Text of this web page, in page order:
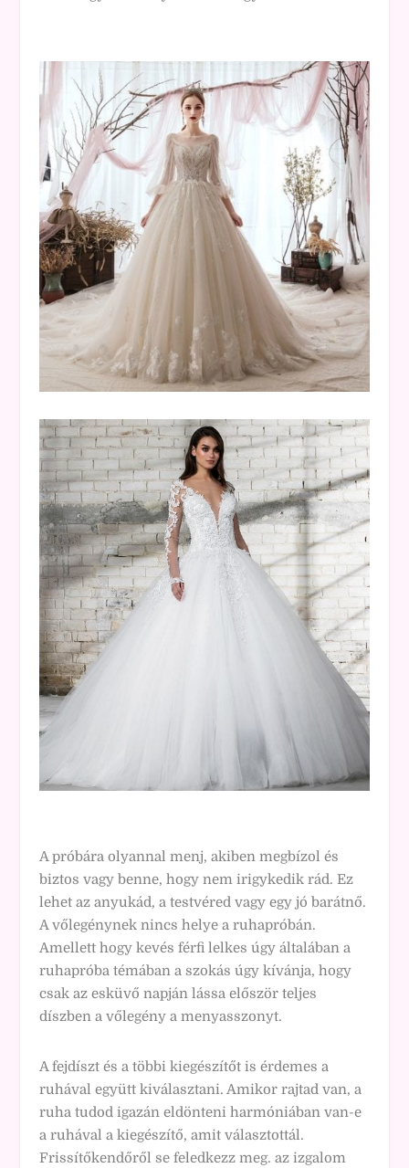
A próbára olyannal menj, akiben megbízol és
biztos vagy benne, hogy nem irigykedik rád. Ez
lehet az anyukád, a testvéred vagy egy jó barátnő.
A vőlegénynek nincs helye a ruhapróbán.
Amellett hogy kevés férfi lelkes úgy általában a
ruhapróba témában a szokás úgy kívánja, hogy
csak az esküvő napján lássa először teljes
díszben a vőlegény a menyasszonyt.
A fejdíszt és a többi kiegészítőt is érdemes a
ruhával együtt kiválasztani. Amikor rajtad van, a
ruha tudod igazán eldönteni harmóniában van-e
a ruhával a kiegészítő, amit választottál.
Frissítőkendőről se feledkezz meg. az izgalom